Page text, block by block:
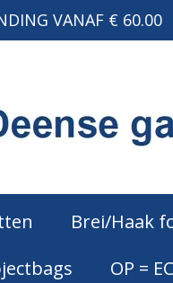
VANAF € 60.00
Brei/Haak
OP =